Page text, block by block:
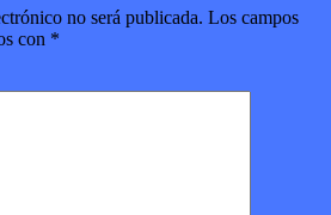
no será publicada. Los campos
con *